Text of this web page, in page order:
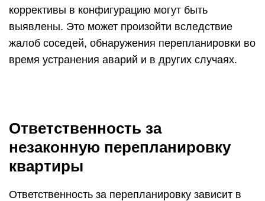
коррективы в конфигурацию могут быть
выявлены. Это может произойти вследствие
жалоб соседей, обнаружения перепланировки во
время устранения аварий и в других случаях.
Ответственность за
незаконную перепланировку
квартиры
Ответственность за перепланировку зависит в